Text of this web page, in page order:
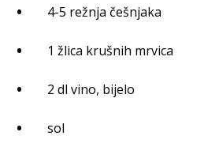
4-5 režnja češnjaka
1 žlica krušnih mrvica
2 dl vino, bijelo
sol